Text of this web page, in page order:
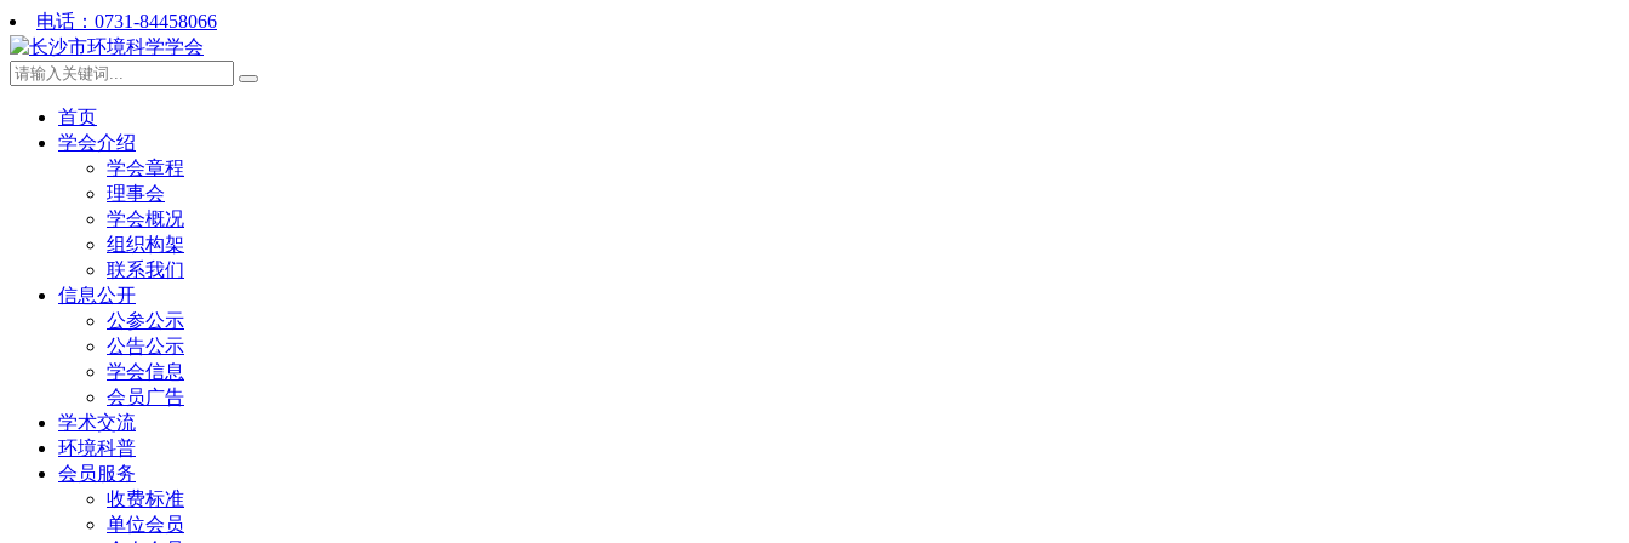
电话：0731-84458066
首页
学会介绍
学会章程
理事会
学会概况
组织构架
联系我们
信息公开
公参公示
公告公示
学会信息
会员广告
学术交流
环境科普
会员服务
收费标准
单位会员